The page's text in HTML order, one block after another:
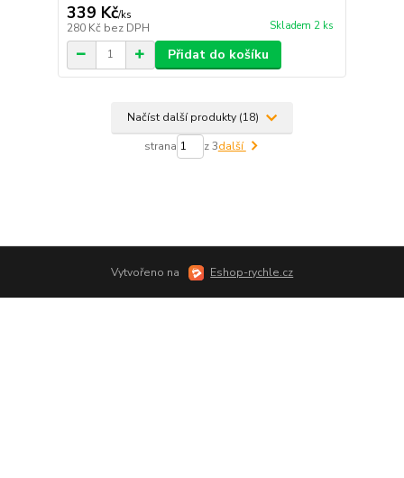
339 Kč/ks
280 Kč bez DPH Skladem 2 ks
Přidat do košíku
Načíst další produkty (18)
strana z 3další
Vytvořeno na Eshop-rychle.cz